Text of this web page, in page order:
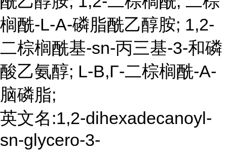
榈酰-L-A-磷脂酰乙醇胺; 1,2-
二棕榈酰基-sn-丙三基-3-和磷
酸乙氨醇; L-Β,Γ-二棕榈酰-Α-
脑磷脂;
英文名:1,2-dihexadecanoyl-
sn-glycero-3-